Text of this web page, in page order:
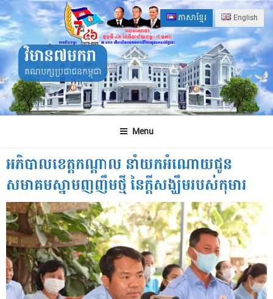
Skip
to
content
ភាសាខ្មែរ English
វិមាន៧មករា
គណបក្សប្រជាជនកម្ពុជា
Menu
អភិបាលខេត្តកណ្តាល នាំយកអំណោយជូន
សមាគមស្នាមញញឹមថ្មី នៃក្តីសង្ឃឹមរបស់កុមារ